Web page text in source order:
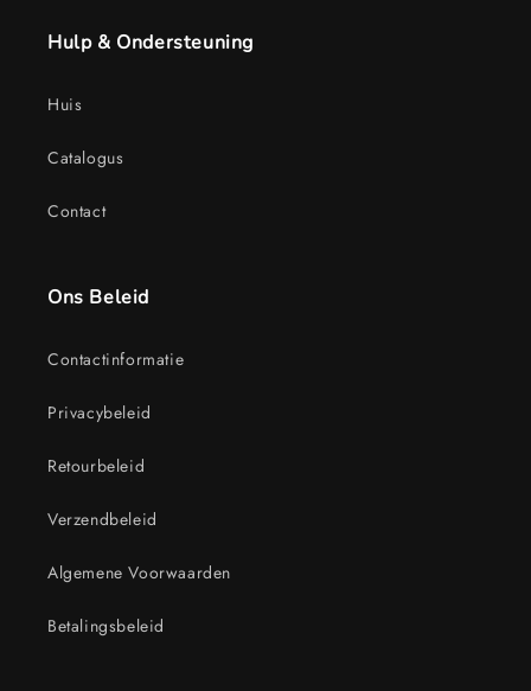
Hulp & Ondersteuning
Huis
Catalogus
Contact
Ons Beleid
Contactinformatie
Privacybeleid
Retourbeleid
Verzendbeleid
Algemene Voorwaarden
Betalingsbeleid